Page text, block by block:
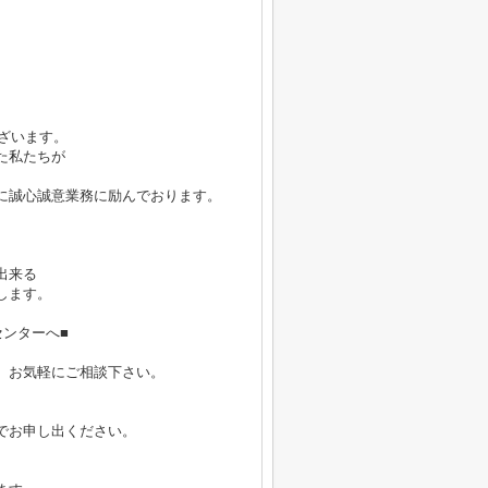
います。
私たちが
心誠意業務に励んでおります。
来る
す。
ターへ■
気軽にご相談下さい。
申し出ください。